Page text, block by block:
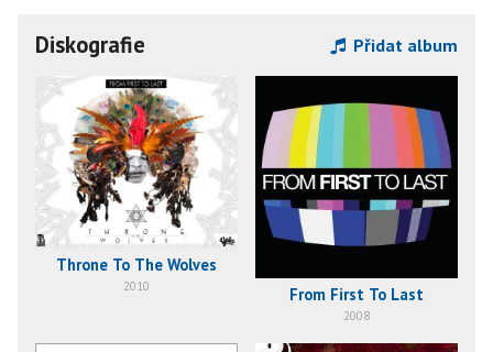
Diskografie Přidat album
Throne To The Wolves
2010 From First To Last
2008